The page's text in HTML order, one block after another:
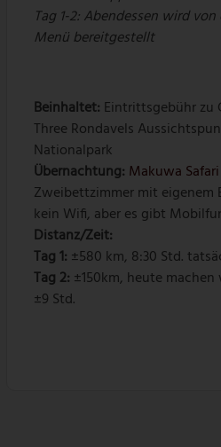
Tag 1-2: Abendessen wird
Menü bereitgestellt
Beinhaltet: Eintrittsgebühr zu
Three Rondavels
Nationalpark
Übernachtung: Makuwa
Zweibettzimmer mit eigenem
kein Wifi, aber es gibt
Distanz/Zeit:
Tag 1: ±580 km, 8:30 Std.
Tag 2: ±150km, heute
±9 Std.